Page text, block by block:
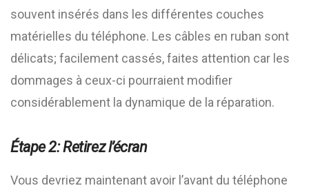
souvent insérés dans les différentes couches
matérielles du téléphone. Les câbles en ruban sont
délicats; facilement cassés, faites attention car les
dommages à ceux-ci pourraient modifier
considérablement la dynamique de la réparation.
Étape 2: Retirez l’écran
Vous devriez maintenant avoir l’avant du téléphone